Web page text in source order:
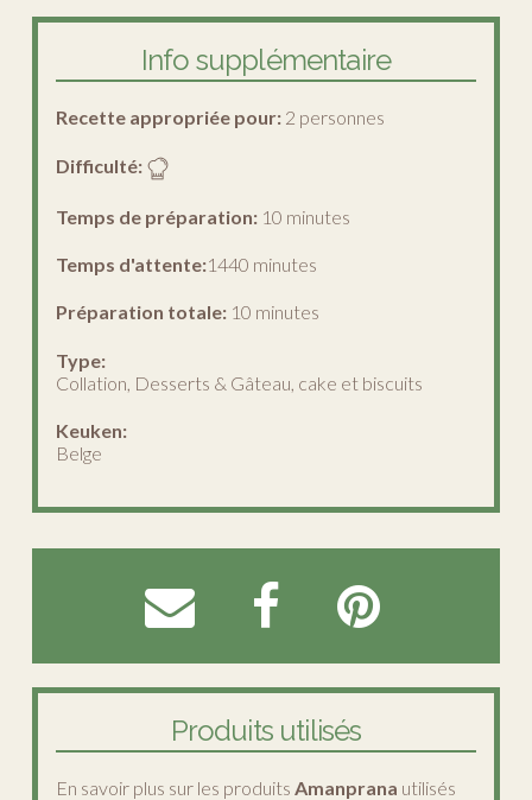
Info supplémentaire
Recette appropriée pour: 2 personnes
Difficulté:
Temps de préparation: 10 minutes
Temps d'attente:1440 minutes
Préparation totale: 10 minutes
Type:
Collation, Desserts & Gâteau, cake et biscuits
Keuken:
Belge
Produits utilisés
En savoir plus sur les produits Amanprana utilisés